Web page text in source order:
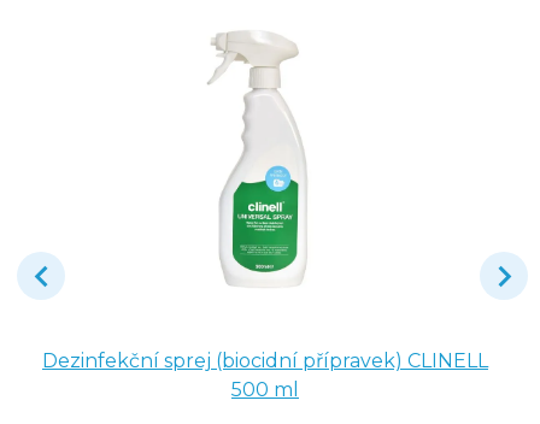
Dezinfekční sprej (biocidní přípravek) CLINELL
500 ml